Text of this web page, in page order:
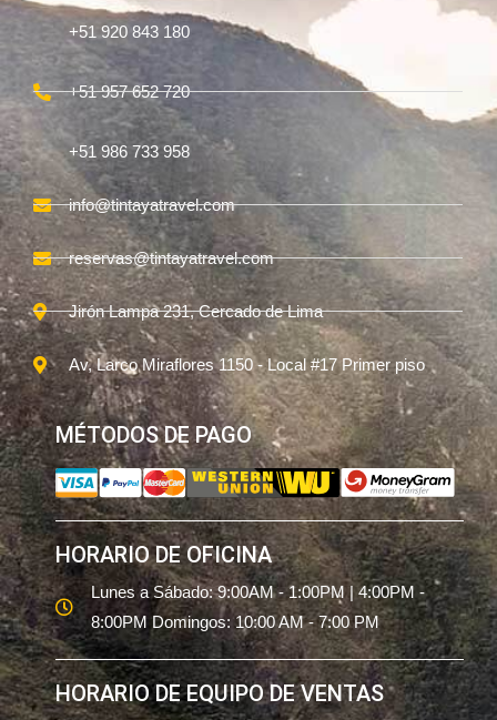
+51 920 843 180
+51 957 652 720
+51 986 733 958
info@tintayatravel.com
reservas@tintayatravel.com
Jirón Lampa 231, Cercado de Lima
Av, Larco Miraflores 1150 - Local #17 Primer piso
MÉTODOS DE PAGO
HORARIO DE OFICINA
Lunes a Sábado: 9:00AM - 1:00PM | 4:00PM -
8:00PM Domingos: 10:00 AM - 7:00 PM
HORARIO DE EQUIPO DE VENTAS